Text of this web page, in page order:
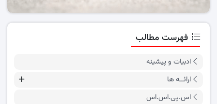
فهرست مطالب
ادبیات و پیشینه
ارائــه ها
اس.پی.اس.اس